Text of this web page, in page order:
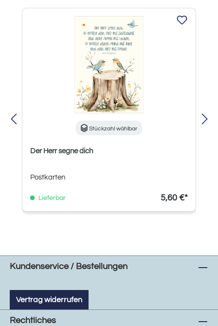
Produktgalerie überspringen
Stückzahl wählbar
Der Herr segne dich
Postkarten
Lieferbar 5,60 €*
Kundenservice / Bestellungen
Vertrag widerrufen
Rechtliches